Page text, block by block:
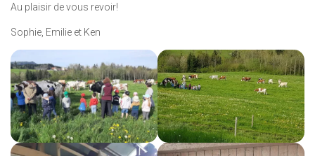
Au plaisir de vous revoir!
Sophie, Emilie et Ken